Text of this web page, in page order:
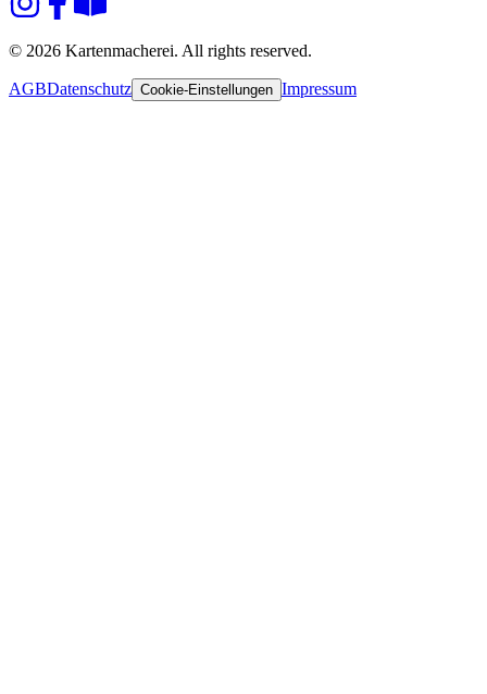
© 2026 Kartenmacherei. All rights reserved.
AGBDatenschutz Cookie-Einstellungen Impressum